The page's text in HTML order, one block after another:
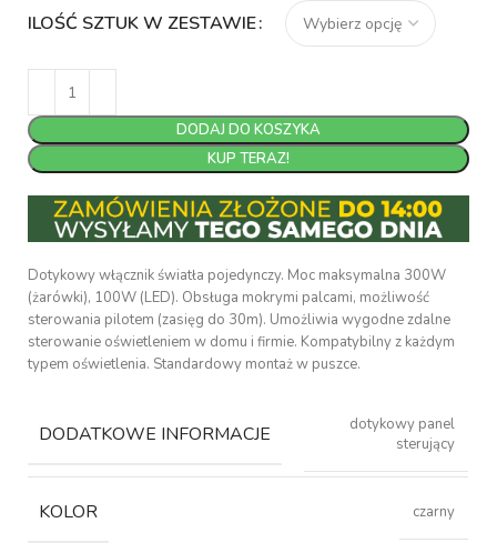
ILOŚĆ SZTUK W ZESTAWIE
DODAJ DO KOSZYKA
KUP TERAZ!
Dotykowy włącznik światła pojedynczy. Moc maksymalna 300W
(żarówki), 100W (LED). Obsługa mokrymi palcami, możliwość
sterowania pilotem (zasięg do 30m). Umożliwia wygodne zdalne
sterowanie oświetleniem w domu i firmie. Kompatybilny z każdym
typem oświetlenia. Standardowy montaż w puszce.
DODATKOWE INFORMACJE
dotykowy panel
sterujący
KOLOR czarny